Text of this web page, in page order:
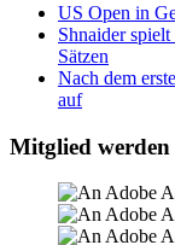
US Open in
Shnaider
Sätzen
Nach dem
auf
Mitglied werden